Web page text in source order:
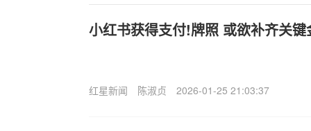
小红书获得支付!牌照 或欲补齐关
红星新闻 陈淑贞 2026-01-25 21:03:37